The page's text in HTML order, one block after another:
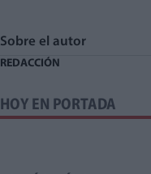
Sobre el autor
REDACCIÓN
HOY EN PORTADA